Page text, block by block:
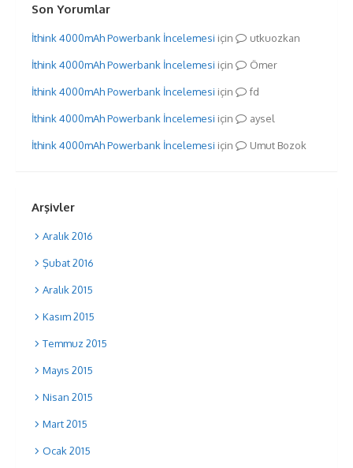
Son Yorumlar
İthink 4000mAh Powerbank İncelemesi için utkuozkan
İthink 4000mAh Powerbank İncelemesi için Ömer
İthink 4000mAh Powerbank İncelemesi için fd
İthink 4000mAh Powerbank İncelemesi için aysel
İthink 4000mAh Powerbank İncelemesi için Umut Bozok
Arşivler
Aralık 2016
Şubat 2016
Aralık 2015
Kasım 2015
Temmuz 2015
Mayıs 2015
Nisan 2015
Mart 2015
Ocak 2015